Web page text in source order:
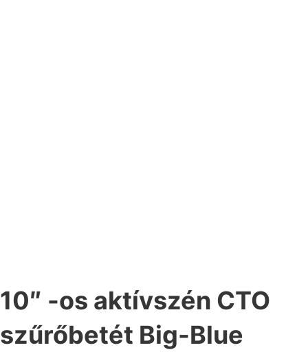
10″ -os aktívszén CTO
szűrőbetét Big-Blue